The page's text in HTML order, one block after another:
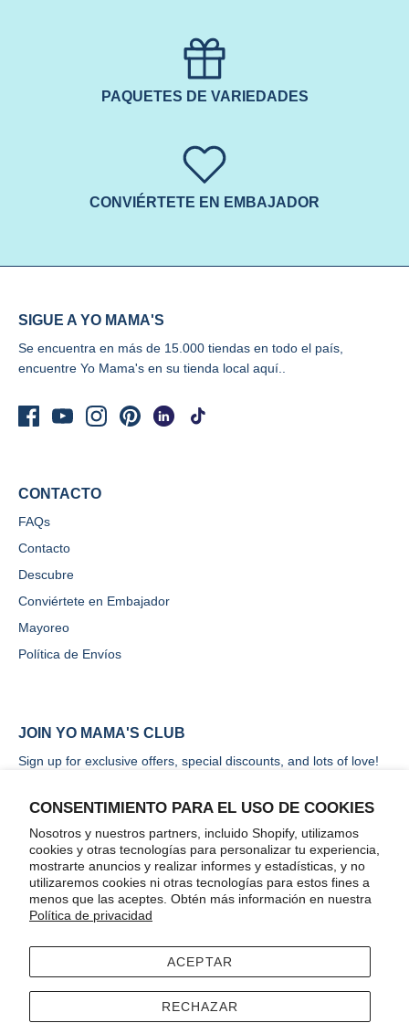
CONSENTIMIENTO PARA EL USO DE COOKIES
Nosotros y nuestros partners, incluido Shopify, utilizamos
cookies y otras tecnologías para personalizar tu experiencia,
mostrarte anuncios y realizar informes y estadísticas, y no
utilizaremos cookies ni otras tecnologías para estos fines a
menos que las aceptes. Obtén más información en nuestra
Política de privacidad
ACEPTAR
RECHAZAR
PAQUETES DE VARIEDADES
CONVIÉRTETE EN EMBAJADOR
SIGUE A YO MAMA'S
Se encuentra en más de 15.000 tiendas en todo el país,
encuentre Yo Mama's en su tienda local aquí..
CONTACTO
FAQs
Contacto
Descubre
Conviértete en Embajador
Mayoreo
Política de Envíos
JOIN YO MAMA'S CLUB
Sign up for exclusive offers, special discounts, and lots of love!
ENVIAR